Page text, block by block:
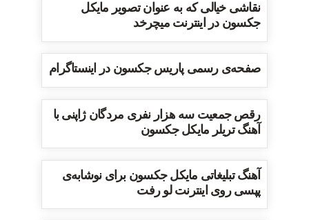
نقاشی خیالی که به عنوان تصویر مایکل
جکسون در اینترنت میچرخد
صفحه‌ی رسمی پاریس جکسون در اینستاگرام
رقص جمعیت سه هزار نفری مردگان ژاپنی با
آهنگ تریلر مایکل جکسون
آهنگ تبلیغاتی مایکل جکسون برای نوشابه‌ی
پپسی روی اینترنت لو رفت